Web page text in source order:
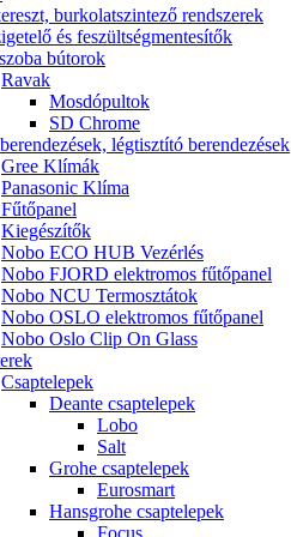
burkolatszintező rendszerek
és feszültségmentesítők
bútorok
Ravak
Mosdópultok
SD Chrome
légtisztító berendezések
Gree Klímák
Panasonic Klíma
Kiegészítők
Nobo ECO HUB Vezérlés
Nobo FJORD elektromos fűtőpanel
Nobo NCU Termosztátok
Nobo OSLO elektromos fűtőpanel
Nobo Oslo Clip On Glass
Csaptelepek
Deante csaptelepek
Lobo
Salt
Grohe csaptelepek
Eurosmart
Hansgrohe csaptelepek
Focus